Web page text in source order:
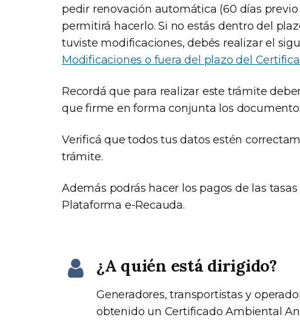
pedir renovación automática (60 días
permitirá hacerlo. Si no estás dentro del
tuviste modificaciones, debés realizar el
Modificaciones o fuera del plazo del
Recordá que para realizar este trámite
que firme en forma conjunta los
Verificá que todos tus datos estén
trámite.
Además podrás hacer los pagos de las
Plataforma e-Recauda.
¿A quién está dirigido?
Generadores, transportistas y
obtenido un Certificado Ambiental